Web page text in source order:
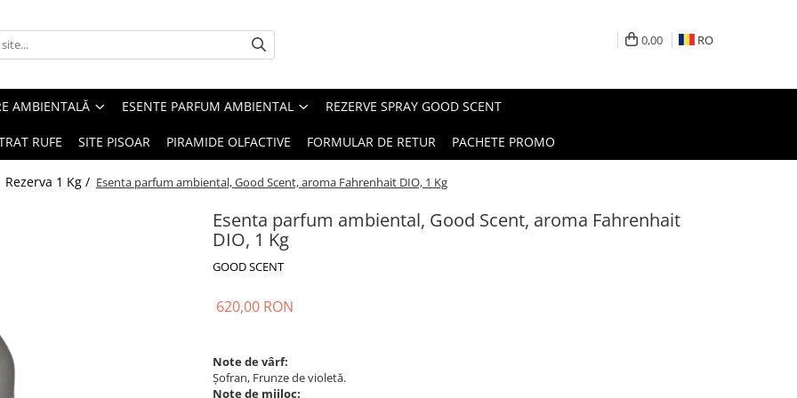
0,00 RO
AMBIENTALĂ ESENTE PARFUM AMBIENTAL REZERVE SPRAY GOOD SCENT
RUFE SITE PISOAR PIRAMIDE OLFACTIVE FORMULAR DE RETUR PACHETE PROMO
Rezerva 1 Kg / Esenta parfum ambiental, Good Scent, aroma Fahrenhait DIO, 1 Kg
Esenta parfum ambiental, Good Scent, aroma Fahrenhait
DIO, 1 Kg
GOOD SCENT
620,00 RON
Note de vârf:
Șofran, Frunze de violetă.
Note de mijloc: